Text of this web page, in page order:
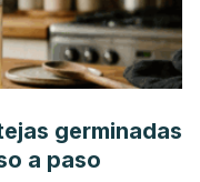
germinadas
a paso